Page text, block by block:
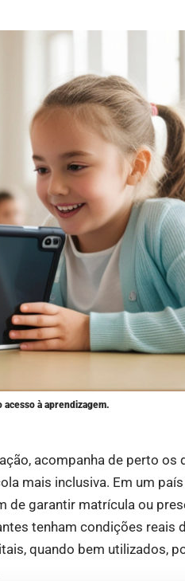
acesso à aprendizagem.
acompanha de perto os
mais inclusiva. Em um
de garantir matrícula ou
tenham condições reais
quando bem utilizados,